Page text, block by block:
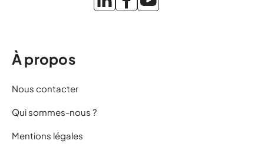
À propos
Nous contacter
Qui sommes-nous ?
Mentions légales